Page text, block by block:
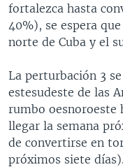
fortalezca hasta
40%), se espera
norte de Cuba y el
La perturbación 3
estesudeste de las
rumbo oesnoroeste
llegar la semana
de convertirse en
próximos siete días).